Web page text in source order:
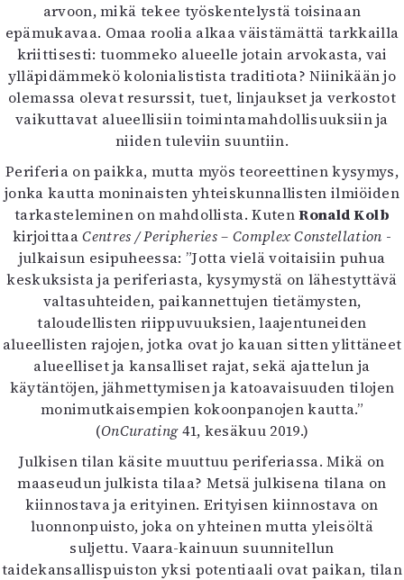
arvoon, mikä tekee työskentelystä toisinaan
epämukavaa. Omaa roolia alkaa väistämättä tarkkailla
kriittisesti: tuommeko alueelle jotain arvokasta, vai
ylläpidämmekö kolonialistista traditiota? Niinikään jo
olemassa olevat resurssit, tuet, linjaukset ja verkostot
vaikuttavat alueellisiin toimintamahdollisuuksiin ja
niiden tuleviin suuntiin.
Periferia on paikka, mutta myös teoreettinen kysymys,
jonka kautta moninaisten yhteiskunnallisten ilmiöiden
tarkasteleminen on mahdollista. KutenRonald Kolb
kirjoittaaCentres / Peripheries – Complex Constellation -
julkaisun esipuheessa: ”Jotta vielä voitaisiin puhua
keskuksista ja periferiasta, kysymystä on lähestyttävä
valtasuhteiden, paikannettujen tietämysten,
taloudellisten riippuvuuksien, laajentuneiden
alueellisten rajojen, jotka ovat jo kauan sitten ylittäneet
alueelliset ja kansalliset rajat, sekä ajattelun ja
käytäntöjen, jähmettymisen ja katoavaisuuden tilojen
monimutkaisempien kokoonpanojen kautta.”
(OnCurating41, kesäkuu 2019.)
Julkisen tilan käsite muuttuu periferiassa. Mikä on
maaseudun julkista tilaa? Metsä julkisena tilana on
kiinnostava ja erityinen. Erityisen kiinnostava on
luonnonpuisto, joka on yhteinen mutta yleisöltä
suljettu. Vaara-kainuun suunnitellun
taidekansallispuiston yksi potentiaali ovat paikan, tilan